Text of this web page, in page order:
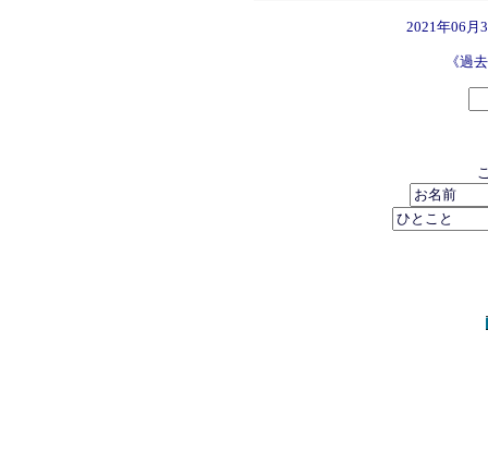
2021年06
《過